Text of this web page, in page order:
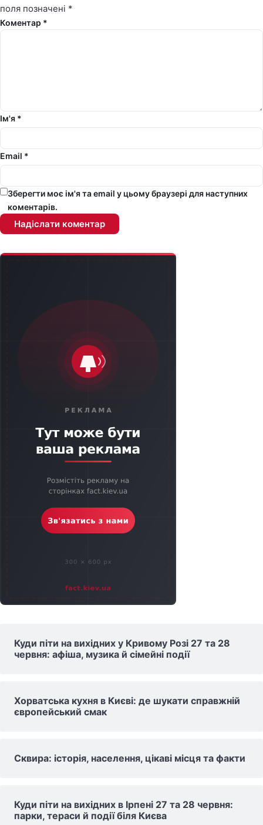
поля позначені *
Коментар *
Ім'я *
Email *
Зберегти моє ім'я та email у цьому браузері для наступних
коментарів.
Куди піти на вихідних у Кривому Розі 27 та 28
червня: афіша, музика й сімейні події
Хорватська кухня в Києві: де шукати справжній
європейський смак
Сквира: історія, населення, цікаві місця та факти
Куди піти на вихідних в Ірпені 27 та 28 червня:
парки, тераси й події біля Києва